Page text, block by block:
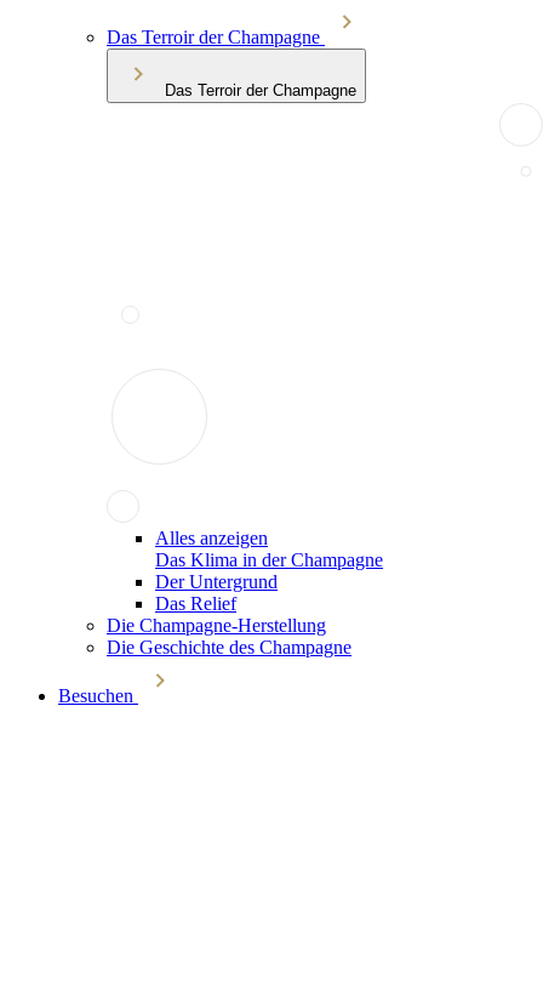
Das Terroir der Champagne
Das Terroir der Champagne
Alles anzeigen
Das Klima in der Champagne
Der Untergrund
Das Relief
Die Champagne-Herstellung
Die Geschichte des Champagne
Besuchen